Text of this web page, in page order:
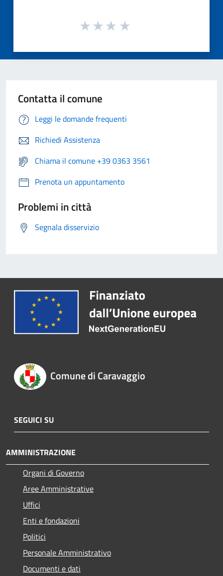
Contatta il comune
Leggi le domande frequenti
Richiedi Assistenza
Chiama il comune +39 0363 3561
Prenota un appuntamento
Problemi in città
Segnala disservizio
Comune di Caravaggio
SEGUICI SU
AMMINISTRAZIONE
Organi di Governo
Aree Amministrative
Uffici
Enti e fondazioni
Politici
Personale Amministrativo
Documenti e dati